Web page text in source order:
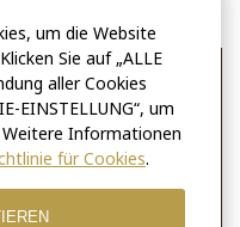
um die Website
Sie auf „ALLE
aller Cookies
EINSTELLUNG“, um
Informationen
für Cookies.